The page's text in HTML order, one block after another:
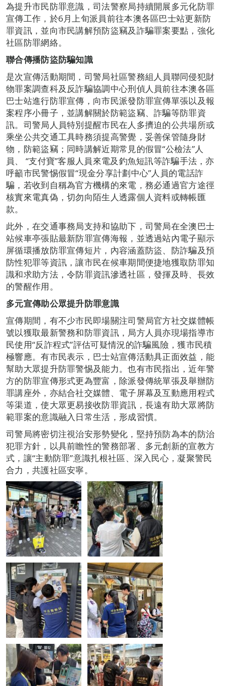
為提升市民防罪意識，司法警察局持續開展多元化防罪
宣傳工作，於6月上旬派員前往本澳各區巴士站更新防
罪資訊，並向市民講解預防盜竊及詐騙罪案要點，強化
社區防罪網絡。
聯合傳播防盜防騙知識
是次宣傳活動期間，司警局社區警務組人員聯同侵犯財
物罪案調查科及反詐騙協調中心刑偵人員前往本澳各區
巴士站進行防罪宣傳，向市民派發防罪宣傳單張以及報
案程序小冊子，並講解關於防範盜竊、詐騙等防罪資
訊。司警局人員特別提醒市民在人多擠迫的公共場所或
乘坐公共交通工具時務須提高警覺，妥善保管隨身財
物，防範盜竊；同時講解近期常見的假冒“公檢法”人
員、 “支付寶”客服人員來電及釣魚短訊等詐騙手法，亦
呼籲市民警惕假冒“現金分享計劃中心”人員的電話詐
騙，若收到自稱為官方機構的來電，務必通過官方途徑
核實來電真偽，切勿向陌生人透露個人資料或轉帳匯
款。
此外，在交通事務局支持和協助下，司警局在全澳巴士
站候車亭張貼最新防罪宣傳海報，並透過站內電子顯示
屏循環播放防罪宣傳短片，內容涵蓋防盜、防詐騙及預
防性犯罪等資訊，讓市民在候車期間便捷地獲取防罪知
識和求助方法，令防罪資訊滲透社區，發揮及時、長效
的警醒作用。
多元宣傳助公眾提升防罪意識
宣傳期間，有不少市民即場關注司警局官方社交媒體帳
號以獲取最新警務和防罪資訊，局方人員亦現場指導市
民使用“反詐程式”評估可疑情況的詐騙風險，獲市民積
極響應。有市民表示，巴士站宣傳活動具正面效益，能
幫助大眾提升防罪警惕及能力。也有市民指出，近年警
方的防罪宣傳形式更為豐富，除派發傳統單張及舉辦防
罪講座外，亦結合社交媒體、電子屏幕及互動應用程式
等渠道，使大眾更易接收防罪資訊，長遠有助大眾將防
範罪案的意識融入日常生活，形成習慣。
司警局將密切注視治安形勢變化，堅持預防為本的防治
犯罪方針，以具前瞻性的警務部署、多元創新的宣教方
式，讓“主動防罪”意識扎根社區、深入民心，凝聚警民
合力，共護社區安寧。